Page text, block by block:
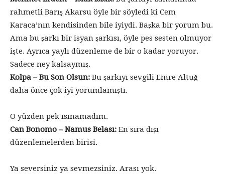
rahmetli Barış Akarsu öyle bir söyledi ki Cem
Karaca’nın kendisinden bile iyiydi. Başka bir yorum bu.
Ama bu şarkı bir isyan şarkısı, öyle pes sesten olmuyor
işte. Ayrıca yaylı düzenleme de bir o kadar yoruyor.
Sadece ney kalsaymış.
Kolpa – Bu Son Olsun: Bu şarkıyı sevgili Emre Altuğ
daha önce çok iyi yorumlamıştı.
O yüzden pek ısınamadım.
Can Bonomo – Namus Belası: En sıra dışı
düzenlemelerden birisi.
Ya seversiniz ya sevmezsiniz. Arası yok.